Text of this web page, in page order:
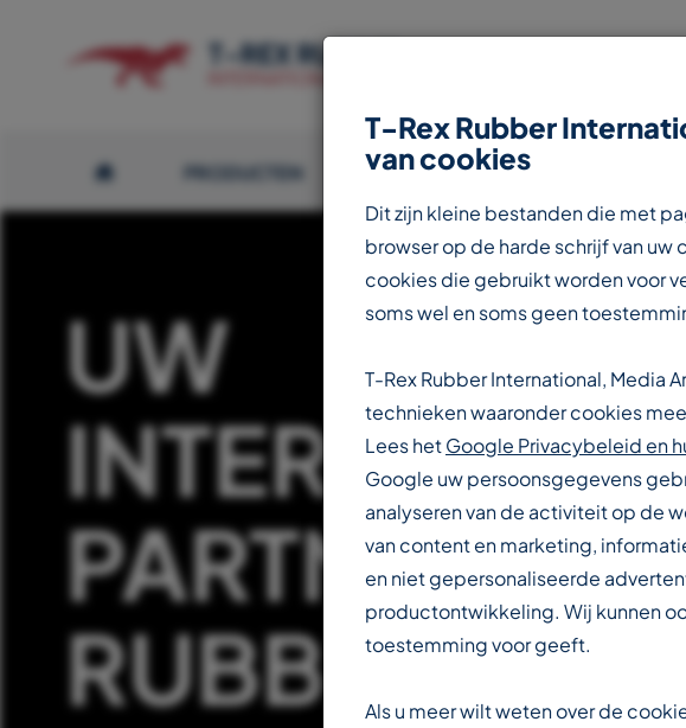
PRODUCTEN OVER T-REX
UW
PARTNER IN
T-Rex Rubber
van cookies
Dit zijn kleine bestanden die met
browser op de harde schrijf van
cookies die gebruikt worden voor
soms wel en soms geen
T-Rex Rubber International, Media
technieken waaronder cookies
Lees hetGoogle Privacybeleid en
Google uw persoonsgegevens
analyseren van de activiteit op de
van content en marketing,
en niet gepersonaliseerde
productontwikkeling. Wij kunnen
toestemming voor geeft.
Als u meer wilt weten over de